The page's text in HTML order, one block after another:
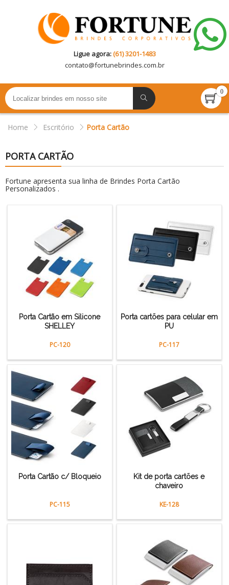
Ligue agora:(61) 3201-1483
contato@fortunebrindes.com.br
0
Home Escritório Porta Cartão
PORTA CARTÃO
Fortune apresenta sua linha de Brindes Porta Cartão
Personalizados .
Porta Cartão em Silicone
SHELLEY
PC-120
Porta cartões para celular em
PU
PC-117
Porta Cartão c/ Bloqueio
PC-115
Kit de porta cartões e
chaveiro
KE-128